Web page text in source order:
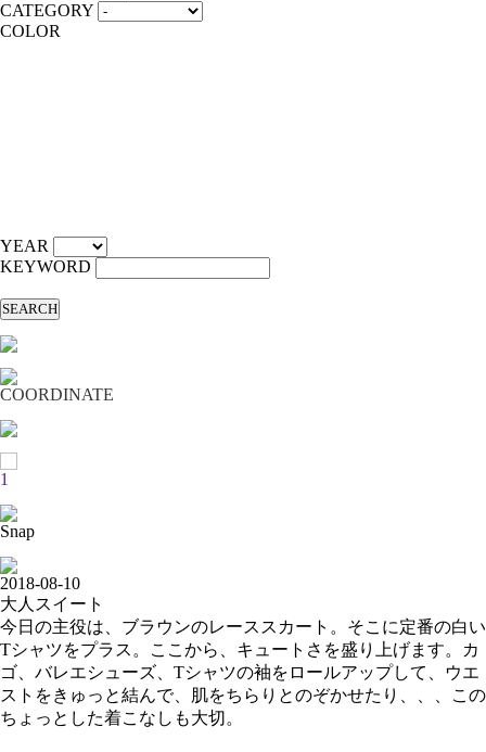
CATEGORY
COLOR
YEAR
KEYWORD
SEARCH
COORDINATE
1
Snap
2018-08-10
大人スイート
今日の主役は、ブラウンのレーススカート。そこに定番の白い
Tシャツをプラス。ここから、キュートさを盛り上げます。カ
ゴ、バレエシューズ、Tシャツの袖をロールアップして、ウエ
ストをきゅっと結んで、肌をちらりとのぞかせたり、、、この
ちょっとした着こなしも大切。